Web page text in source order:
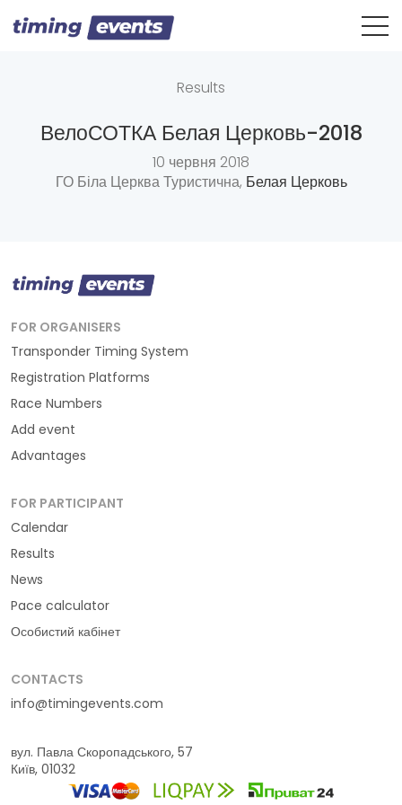
Results
ВелоСОТКА Белая Церковь-2018
10 червня 2018
ГО Біла Церква Туристична, Белая Церковь
FOR ORGANISERS
Transponder Timing System
Registration Platforms
Race Numbers
Add event
Advantages
FOR PARTICIPANT
Calendar
Results
News
Pace calculator
Особистий кабінет
CONTACTS
info@timingevents.com
вул. Павла Скоропадського, 57
Київ, 01032